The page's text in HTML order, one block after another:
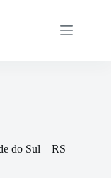
do Sul – RS